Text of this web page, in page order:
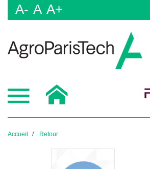
A- A A+
Accueil Retour